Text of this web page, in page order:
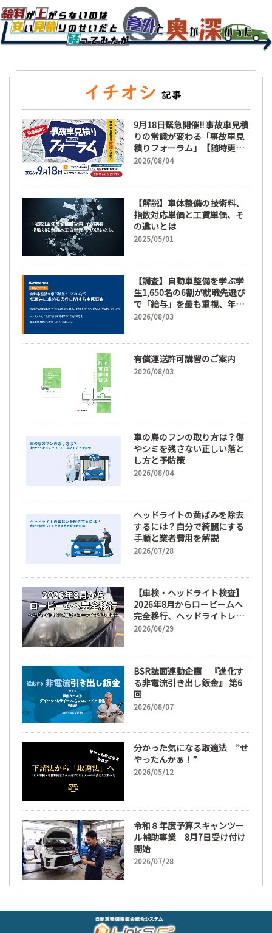
9月18日緊急開催!! 事故車見積
りの常識が変わる「事故車見
積りフォーラム」【随時更
新】
2026/08/04
【解説】車体整備の技術料、
指数対応単価と工賃単価、そ
の違いとは
2025/05/01
【調査】自動車整備を学ぶ学
生1,650名の6割が就職先選び
で「給与」を最も重視、年間
休日「110日以上」希望も
2026/08/03
有償運送許可講習のご案内
2026/08/03
車の鳥のフンの取り方は？傷
やシミを残さない正しい落と
し方と予防策
2026/08/04
ヘッドライトの黄ばみを除去
するには？自分で綺麗にする
手順と業者費用を解説
2026/07/28
【車検・ヘッドライト検査】
2026年8月からロービームへ
完全移行、ヘッドライトレン
ズ磨き・コーティングも重要
2026/06/29
BSR誌面連動企画 『進化す
る非電流引き出し鈑金』 第6
回
2026/08/07
分かった気になる取適法 ”せ
やったんかぁ！”
2026/05/12
令和８年度予算スキャンツー
ル補助事業 8月7日受け付け
開始
2026/07/28